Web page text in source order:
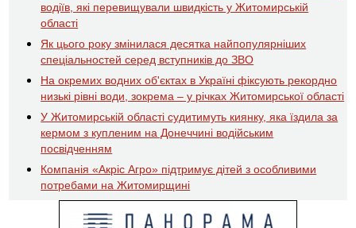
водіїв, які перевищували швидкість у Житомирській
області
Як цього року змінилася десятка найпопулярніших
спеціальностей серед вступників до ЗВО
На окремих водних об'єктах в Україні фіксують рекордно
низькі рівні води, зокрема – у річках Житомирської області
У Житомирській області судитимуть киянку, яка їздила за
кермом з купленим на Донеччині водійським
посвідченням
Компанія «Акріс Агро» підтримує дітей з особливими
потребами на Житомирщині